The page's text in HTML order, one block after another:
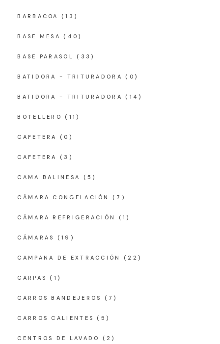
BARBACOA (13)
BASE MESA (40)
BASE PARASOL (33)
BATIDORA - TRITURADORA (0)
BATIDORA - TRITURADORA (14)
BOTELLERO (11)
CAFETERA (0)
CAFETERA (3)
CAMA BALINESA (5)
CÁMARA CONGELACIÓN (7)
CÁMARA REFRIGERACIÓN (1)
CÁMARAS (19)
CAMPANA DE EXTRACCIÓN (22)
CARPAS (1)
CARROS BANDEJEROS (7)
CARROS CALIENTES (5)
CENTROS DE LAVADO (2)